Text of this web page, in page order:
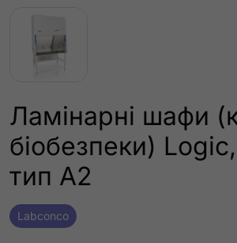
Ламінарні шафи
біобезпеки)
тип A2
Labconco